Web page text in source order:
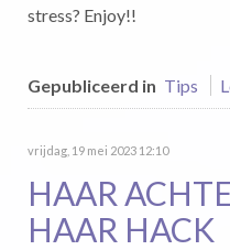
stress? Enjoy!!
Gepubliceerd in Tips
vrijdag, 19 mei 2023 12:10
HAAR
HAAR HACK